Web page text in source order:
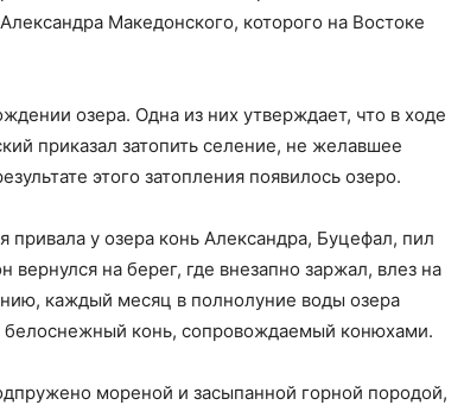
Македонского, которого на Востоке
озера. Одна из них утверждает, что в ходе
приказал затопить селение, не желавшее
этого затопления появилось озеро.
привала у озера конь Александра, Буцефал, пил
вернулся на берег, где внезапно заржал, влез на
каждый месяц в полнолуние воды озера
белоснежный конь, сопровождаемый конюхами.
мореной и засыпанной горной породой,